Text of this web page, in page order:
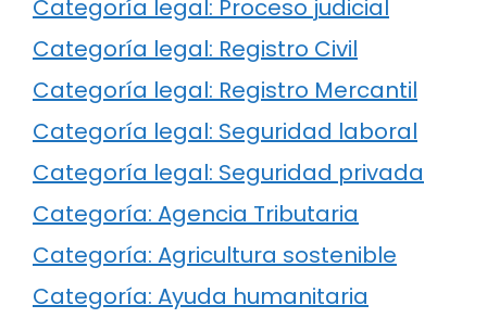
Categoría legal: Proceso judicial
Categoría legal: Registro Civil
Categoría legal: Registro Mercantil
Categoría legal: Seguridad laboral
Categoría legal: Seguridad privada
Categoría: Agencia Tributaria
Categoría: Agricultura sostenible
Categoría: Ayuda humanitaria